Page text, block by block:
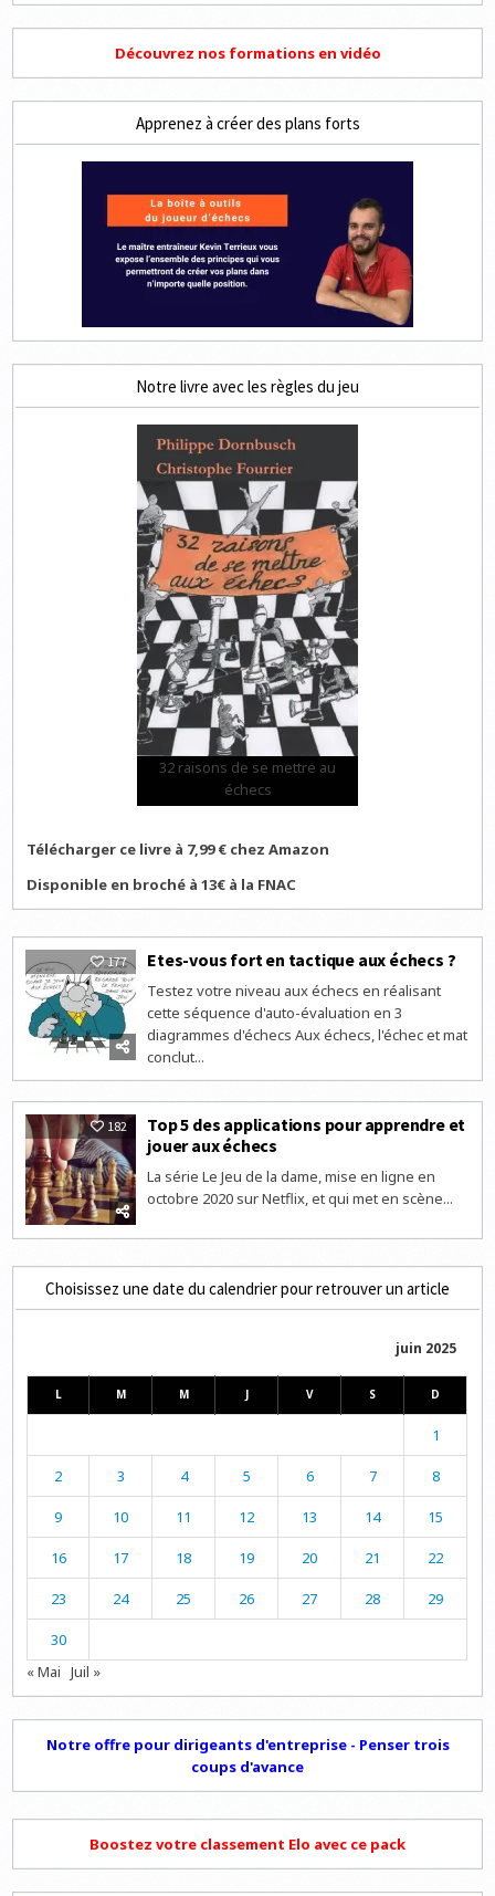
Découvrez nos formations en vidéo
Apprenez à créer des plans forts
Notre livre avec les règles du jeu
32 raisons de se mettre au
échecs
Télécharger ce livre à 7,99 € chez Amazon
Disponible en broché à 13€ à la FNAC
177 Etes-vous fort en tactique aux échecs ?
Testez votre niveau aux échecs en réalisant
cette séquence d'auto-évaluation en 3
diagrammes d'échecs Aux échecs, l'échec et mat
conclut...
182
Top 5 des applications pour apprendre et
jouer aux échecs
La série Le Jeu de la dame, mise en ligne en
octobre 2020 sur Netflix, et qui met en scène...
Choisissez une date du calendrier pour retrouver un article
juin 2025
L M M J V S D
1
2 3 4 5 6 7 8
9 10 11 12 13 14 15
16 17 18 19 20 21 22
23 24 25 26 27 28 29
30
« Mai Juil »
Notre offre pour dirigeants d'entreprise - Penser trois
coups d'avance
Boostez votre classement Elo avec ce pack